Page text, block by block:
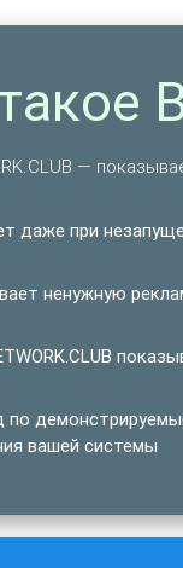
—
даже при
ненужную
по
вашей системы